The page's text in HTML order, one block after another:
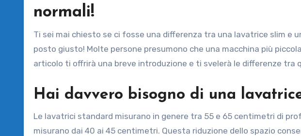
normali!
Ti sei mai chiesto se ci fosse una differenza tra una lavatrice slim e una normale? (standard) Bene, sei nel
posto giusto! Molte persone presumono che una macchina più
articolo ti offrirà una breve introduzione e ti svelerà le differenze tra
Hai davvero bisogno di una
Le lavatrici standard misurano in genere tra 55 e 65 centimetri di
misurano dai 40 ai 45 centimetri. Questa riduzione dello spazio